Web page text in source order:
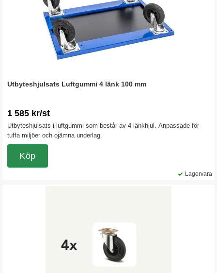
Utbyteshjulsats Luftgummi 4 länk 100 mm
1 585 kr/st
Utbyteshjulsats i luftgummi som består av 4 länkhjul. Anpassade för
tuffa miljöer och ojämna underlag.
Lagervara
Köp